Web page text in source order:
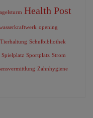
Health Post
opening
Schulbibliothek
Spielplatz Sportplatz Strom
Zahnhygiene